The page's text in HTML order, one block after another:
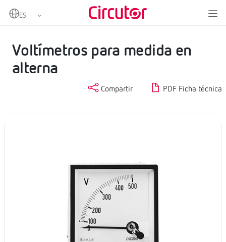
Home Instrumentación analógica
Voltímetros para medida en
alterna
Compartir PDF Ficha técnica